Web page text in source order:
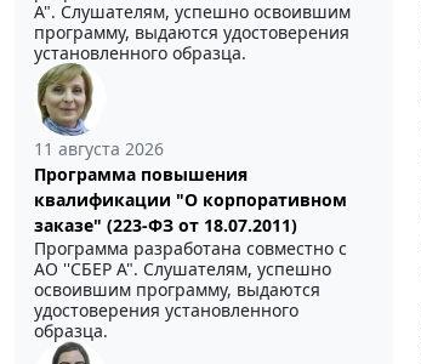
А". Слушателям, успешно освоившим
программу, выдаются удостоверения
установленного образца.
11 августа 2026
Программа повышения
квалификации "О корпоративном
заказе" (223-ФЗ от 18.07.2011)
Программа разработана совместно с
АО ''СБЕР А". Слушателям, успешно
освоившим программу, выдаются
удостоверения установленного
образца.